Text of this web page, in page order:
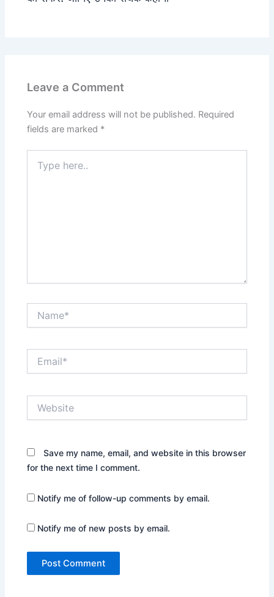
Leave a Comment
Your email address will not be published. Required
fields are marked *
here..
Save my name, email, and website in this browser
for the next time I comment.
Notify me of follow-up comments by email.
Notify me of new posts by email.